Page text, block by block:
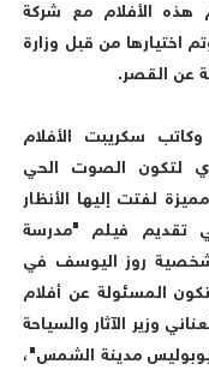
هذه الأفلام مع شركة
اختيارها من قبل وزارة
عن القصر.
سكريبت الأفلام
لتكون الصوت الحي
لفتت إليها الأنظار
تقديم فيلم "مدرسة
شخصية روز اليوسف في
المسئولة عن أفلام
وزير الآثار والسياحة
مدينة الشمس"،